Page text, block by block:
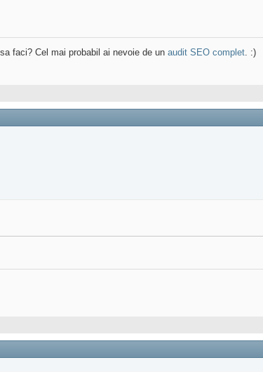
faci? Cel mai probabil ai nevoie de un audit SEO complet. :)